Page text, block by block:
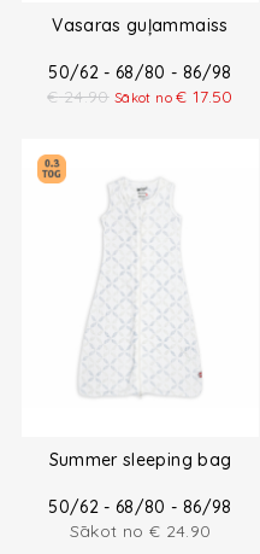
Vasaras guļammaiss
50/62 - 68/80 - 86/98
€ 24.90 Sākot no€ 17.50
Summer sleeping bag
50/62 - 68/80 - 86/98
Sākot no € 24.90